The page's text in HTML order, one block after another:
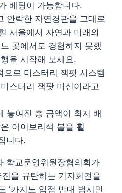
베팅이 가능합니다.
안락한 자연경관을 그대로
서울에서 자연과 미래의
곳에서도 경험하지 못했
을 시작해 보세요.
으로 미스터리 잭팟 시스템
스터리 잭팟 머신이라고
놓여진 총 금액이 최저 배
아이보리색 볼을 휠
니다.
학교운영위원장협의회가
을 규탄하는 기자회견을
‘카지노 입점 반대 범시민